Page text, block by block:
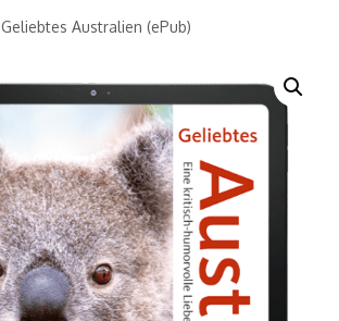
Geliebtes Australien (ePub)